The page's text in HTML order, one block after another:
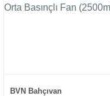
BVN Bahçıvan